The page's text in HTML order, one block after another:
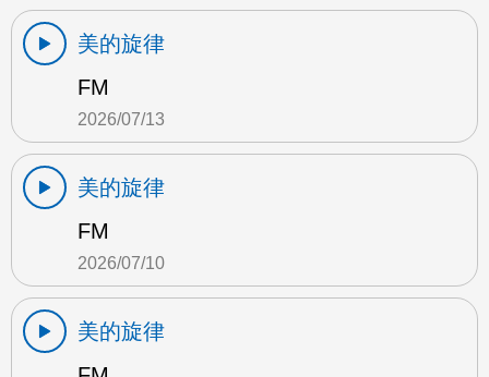
美的旋律
FM
2026/07/13
美的旋律
FM
2026/07/10
美的旋律